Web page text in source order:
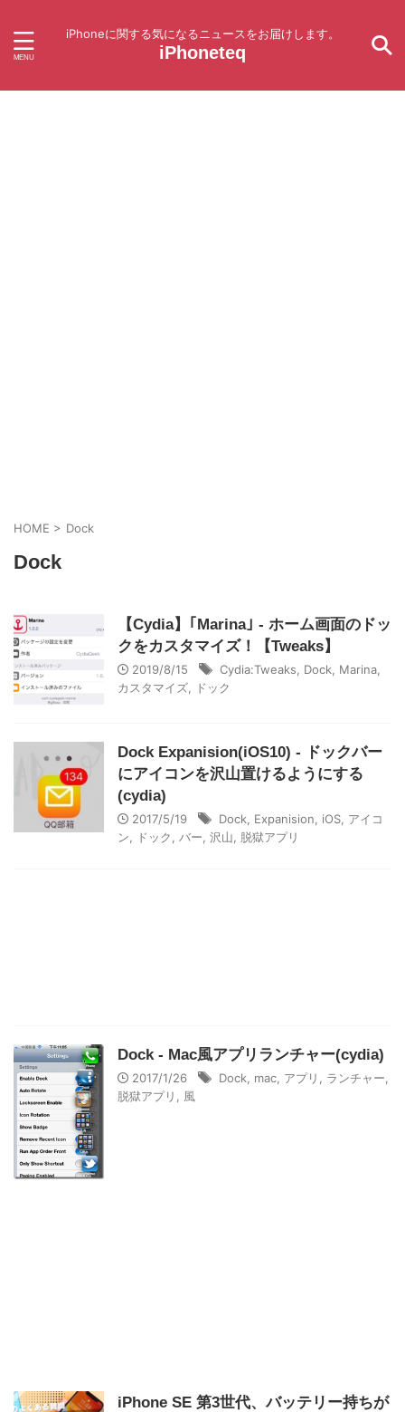
iPhoneに関する気になるニュースをお届けします。
iPhoneteq
HOME > Dock
Dock
【Cydia】｢Marina｣ - ホーム画面のドッ
クをカスタマイズ！【Tweaks】
2019/8/15 Cydia:Tweaks Dock Marina
カスタマイズ
ドック
Dock Expanision(iOS10) - ドックバー
にアイコンを沢山置けるようにする
(cydia)
2017/5/19 Dock Expanision iOS アイコ
ン
ドック バー 沢山 脱獄アプリ
Dock - Mac風アプリランチャー(cydia)
2017/1/26 Dock mac アプリ ランチャー
脱獄アプリ
風
iPhone SE 第3世代、バッテリー持ちが